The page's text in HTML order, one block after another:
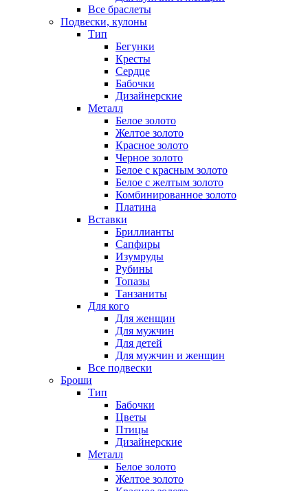
Все браслеты
Подвески, кулоны
Тип
Бегунки
Кресты
Сердце
Бабочки
Дизайнерские
Металл
Белое золото
Желтое золото
Красное золото
Черное золото
Белое с красным золото
Белое с желтым золото
Комбинированное золото
Платина
Вставки
Бриллианты
Сапфиры
Изумруды
Рубины
Топазы
Танзаниты
Для кого
Для женщин
Для мужчин
Для детей
Для мужчин и женщин
Все подвески
Броши
Тип
Бабочки
Цветы
Птицы
Дизайнерские
Металл
Белое золото
Желтое золото